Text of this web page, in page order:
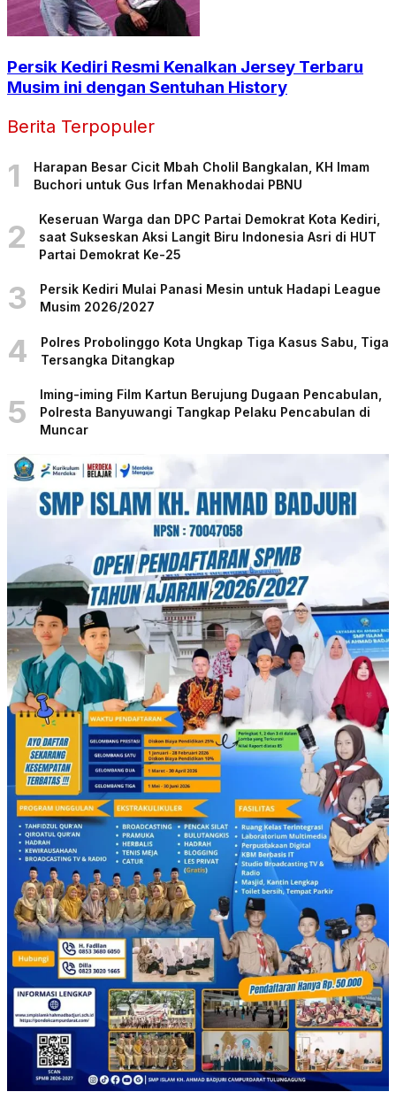
Persik Kediri Resmi Kenalkan Jersey Terbaru
Musim ini dengan Sentuhan History
Berita Terpopuler
1
Harapan Besar Cicit Mbah Cholil Bangkalan, KH Imam
Buchori untuk Gus Irfan Menakhodai PBNU
2
Keseruan Warga dan DPC Partai Demokrat Kota Kediri,
saat Sukseskan Aksi Langit Biru Indonesia Asri di HUT
Partai Demokrat Ke-25
3
Persik Kediri Mulai Panasi Mesin untuk Hadapi League
Musim 2026/2027
4
Polres Probolinggo Kota Ungkap Tiga Kasus Sabu, Tiga
Tersangka Ditangkap
5
Iming-iming Film Kartun Berujung Dugaan Pencabulan,
Polresta Banyuwangi Tangkap Pelaku Pencabulan di
Muncar